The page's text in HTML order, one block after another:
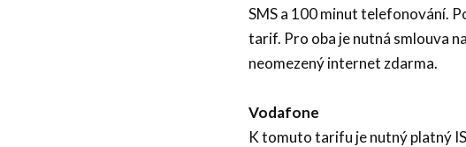
SMS a 100 minut telefonování.
tarif. Pro oba je nutná smlouva
neomezený internet zdarma.
Vodafone
K tomuto tarifu je nutný platný